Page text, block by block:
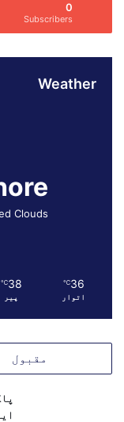
و
ی
0
Subscribers
Weather
Clouds
36
℃
اتوار
38
℃
پیر
مقبول